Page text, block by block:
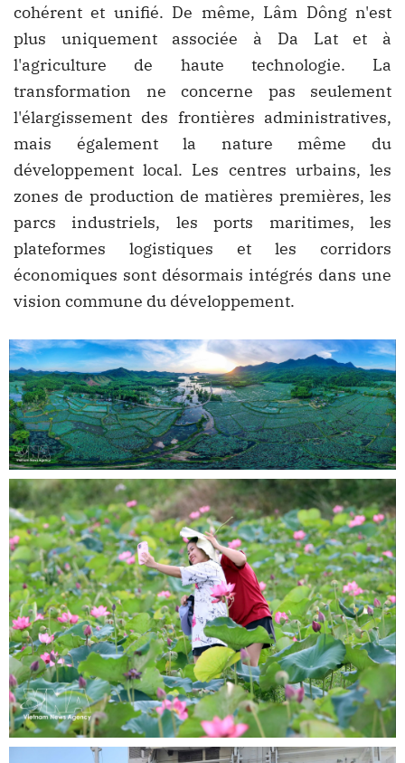
cohérent et unifié. De même, Lâm Dông n'est
plus uniquement associée à Da Lat et à
l'agriculture de haute technologie. La
transformation ne concerne pas seulement
l'élargissement des frontières administratives,
mais également la nature même du
développement local. Les centres urbains, les
zones de production de matières premières, les
parcs industriels, les ports maritimes, les
plateformes logistiques et les corridors
économiques sont désormais intégrés dans une
vision commune du développement.